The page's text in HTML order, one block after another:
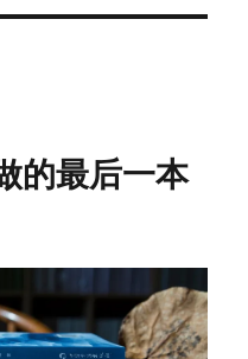
的最后一本